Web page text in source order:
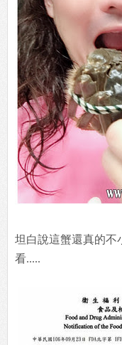
坦白說這蟹還真的不
看.....